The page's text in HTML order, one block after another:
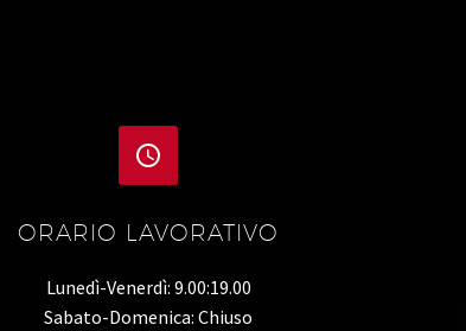


ORARIO LAVORATIVO
Lunedì-Venerdì: 9.00:19.00
Sabato-Domenica: Chiuso